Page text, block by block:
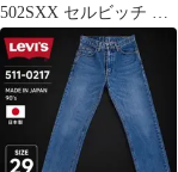
502SXX セルビッチ デ
ニム ジーンズ W32